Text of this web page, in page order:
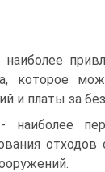
которое
и платы за
наиболее